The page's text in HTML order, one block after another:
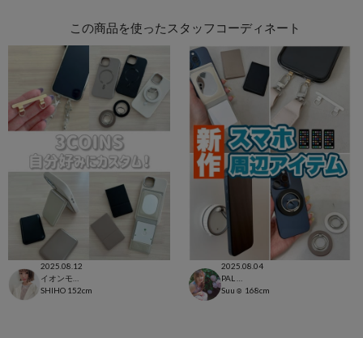
この商品を使ったスタッフコーディネート
2025.08.12
SHIHO 152cm
2025.08.04
Suu☺︎ 168cm